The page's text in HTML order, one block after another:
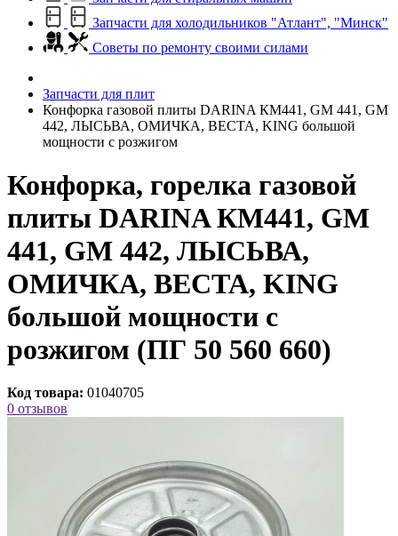
Запчасти для холодильников "Атлант", "Минск"
Советы по ремонту своими силами
Запчасти для плит
Конфорка газовой плиты DARINA КМ441, GM 441, GM
442, ЛЫСЬВА, ОМИЧКА, ВЕСТА, KING большой
мощности с розжигом
Конфорка, горелка газовой
плиты DARINA КМ441, GM
441, GM 442, ЛЫСЬВА,
ОМИЧКА, ВЕСТА, KING
большой мощности с
розжигом (ПГ 50 560 660)
Код товара: 01040705
0 отзывов